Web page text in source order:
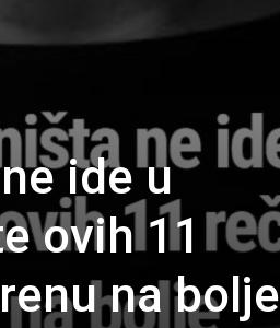
ide u
ovih 11
na bolje